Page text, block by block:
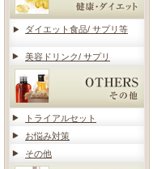
ダイエット食品/ サプリ等
美容ドリンク/ サプリ
トライアルセット
お悩み対策
その他